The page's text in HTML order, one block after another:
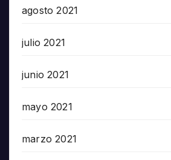
agosto 2021
julio 2021
junio 2021
mayo 2021
marzo 2021